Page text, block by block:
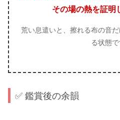
その場の熱を証明
荒い息遣いと、擦れる布の音
る状態で
✅ 鑑賞後の余韻